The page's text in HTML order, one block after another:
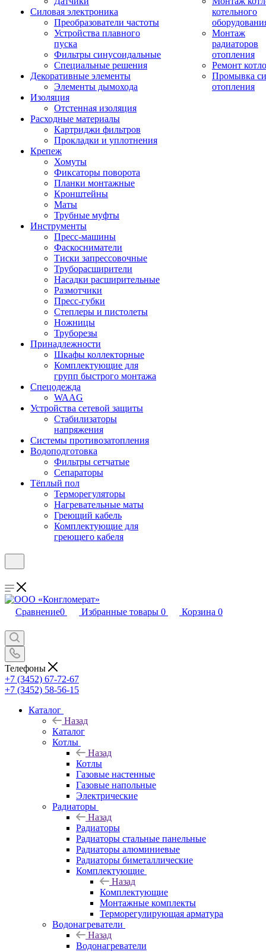
Силовая электроника
Преобразователи частоты
Устройства плавного
пуска
Фильтры синусоидальные
Специальные решения
Декоративные элементы
Элементы дымохода
Изоляция
Отстенная изоляция
Расходные материалы
Картриджи фильтров
Прокладки и уплотнения
Крепеж
Хомуты
Фиксаторы поворота
Планки монтажные
Кронштейны
Маты
Трубные муфты
Инструменты
Пресс-машины
Фаскосниматели
Тиски запрессовочные
Труборасширители
Насадки расширительные
Размотчики
Пресс-губки
Степлеры и пистолеты
Ножницы
Труборезы
Принадлежности
Шкафы коллекторные
Комплектующие для
групп быстрого монтажа
Спецодежда
WAAG
Устройства сетевой защиты
Стабилизаторы
напряжения
Системы противозатопления
Водоподготовка
Фильтры сетчатые
Сепараторы
Тёплый пол
Терморегуляторы
Нагревательные маты
Греющий кабель
Комплектующие для
греющего кабеля
котельного
Монтаж
радиаторов
отопления
Ремонт
Промывка
отопления
Сравнение0 Избранные товары 0 Корзина 0
Телефоны
+7 (3452) 67-72-67
+7 (3452) 58-56-15
Каталог
Назад
Каталог
Котлы
Назад
Котлы
Газовые настенные
Газовые напольные
Электрические
Радиаторы
Назад
Радиаторы
Радиаторы стальные панельные
Радиаторы алюминиевые
Радиаторы биметаллические
Комплектующие
Назад
Комплектующие
Монтажные комплекты
Терморегулирующая арматура
Водонагреватели
Назад
Водонагреватели